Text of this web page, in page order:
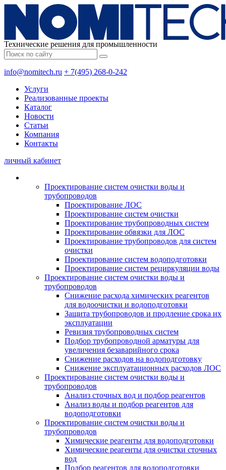
Технические решения для промышленности
info@nomitech.ru + 7(495) 268-0-242
Услуги
Реализованные проекты
Каталог
Новости
Статьи
Компания
Контакты
личный кабинет
Проектирование систем очистки воды и
трубопроводов
Проектирование ЛОС
Проектирование систем очистки
Проектирование трубопроводных систем
Проектирование обвязки для ЛОС
Проектирование трубопроводов для систем
очистки
Проектирование систем водоподготовки
Проектирование систем рециркуляции воды
Проектирование систем очистки воды и
трубопроводов
Снижение расхода химических реагентов
для водоочистки и водоподготовки
Защита трубопроводов и продление срока их
эксплуатации
Ревизия трубопроводных систем
Подбор трубопроводной арматуры для
увеличения безаварийного срока
Снижение расходов на водоподготовку
Снижение эксплуатационных расходов ЛОС
Проектирование систем очистки воды и
трубопроводов
Анализ сточных вод и подбор реагентов
Анализ воды и подбор реагентов для
водоподготовки
Проектирование систем очистки воды и
трубопроводов
Химические реагенты для водоподготовки
Химические реагенты для очистки сточных
вод
Подбор реагентов для водоподготовки